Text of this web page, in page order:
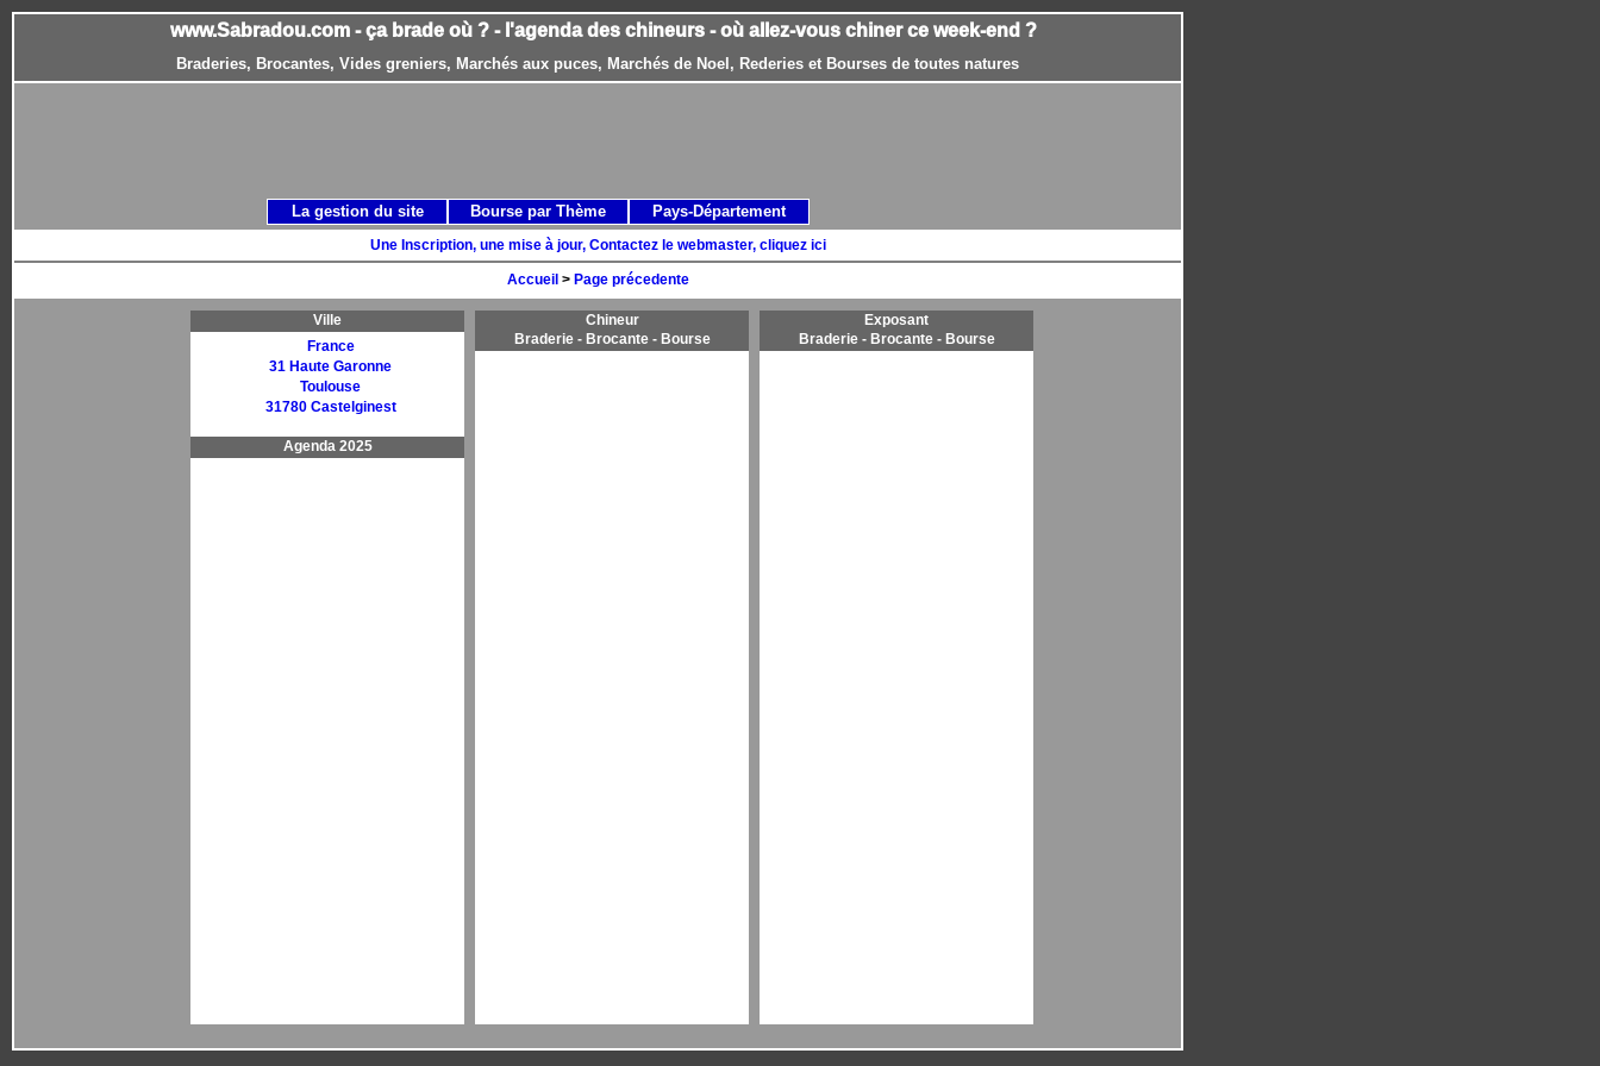
www.Sabradou.com - ça brade où ? - l'agenda des chineurs - où allez-vous chiner ce week-end ?
Braderies, Brocantes, Vides greniers, Marchés aux puces, Marchés de Noel, Rederies et Bourses de toutes natures
Une Inscription, une mise à jour, Contactez le webmaster, cliquez ici
Accueil > Page précedente
Ville
France
31 Haute Garonne
Toulouse
31780 Castelginest
Agenda 2025
Chineur
Braderie - Brocante - Bourse
Exposant
Braderie - Brocante - Bourse
La gestion du site Bourse par Thème Pays-Département